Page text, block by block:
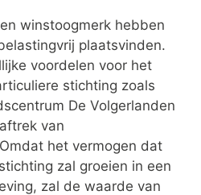
winstoogmerk hebben
plaatsvinden.
voordelen voor het
stichting zoals
De Volgerlanden
van
het vermogen dat
zal groeien in een
zal de waarde van